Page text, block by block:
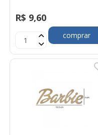
R$ 9,60
comprar